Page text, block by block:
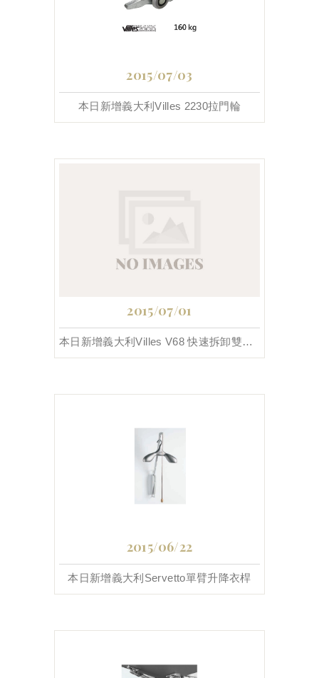
2015/07/03
本日新增義大利Villes 2230拉門輪
2015/07/01
本日新增義大利Villes V68 快速拆卸雙緩衝吊輪
2015/06/22
本日新增義大利Servetto單臂升降衣桿